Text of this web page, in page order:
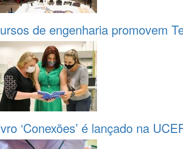
de engenharia promovem
‘Conexões’ é lançado na